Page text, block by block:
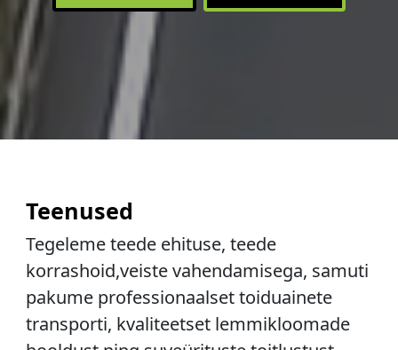
Teenused
Tegeleme teede ehituse, teede
korrashoid,veiste vahendamisega, samuti
pakume professionaalset toiduainete
transporti, kvaliteetset lemmikloomade